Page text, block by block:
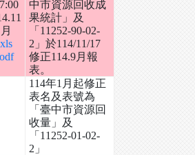
月
xls
odf
中市資源回收成
果統計」及
「11252-90-02-
2」於114/11/17
修正114.9月報
表。
114年1月起修正
表名及表號為
「臺中市資源回
收量」及
「11252-01-02-
2」